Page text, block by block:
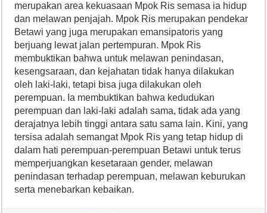
merupakan area kekuasaan Mpok Ris semasa ia hidup
dan melawan penjajah. Mpok Ris merupakan pendekar
Betawi yang juga merupakan emansipatoris yang
berjuang lewat jalan pertempuran. Mpok Ris
membuktikan bahwa untuk melawan penindasan,
kesengsaraan, dan kejahatan tidak hanya dilakukan
oleh laki-laki, tetapi bisa juga dilakukan oleh
perempuan. Ia membuktikan bahwa kedudukan
perempuan dan laki-laki adalah sama, tidak ada yang
derajatnya lebih tinggi antara satu sama lain. Kini, yang
tersisa adalah semangat Mpok Ris yang tetap hidup di
dalam hati perempuan-perempuan Betawi untuk terus
memperjuangkan kesetaraan gender, melawan
penindasan terhadap perempuan, melawan keburukan
serta menebarkan kebaikan.